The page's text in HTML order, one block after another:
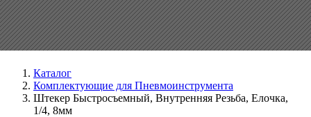
Каталог
Комплектующие для Пневмоинструмента
Штекер Быстросъемный, Внутренняя Резьба, Елочка,
1/4, 8мм